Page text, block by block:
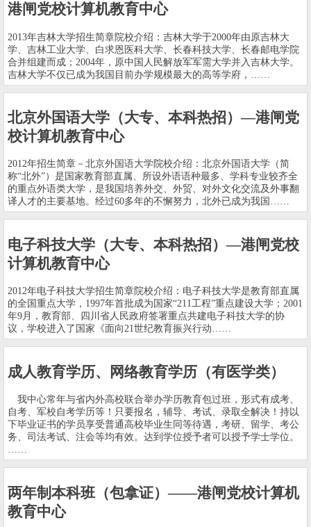
港闸党校计算机教育中心
2013年吉林大学招生简章院校介绍：吉林大学于2000年由原吉林大
学、吉林工业大学、白求恩医科大学、长春科技大学、长春邮电学院
合并组建而成；2004年，原中国人民解放军军需大学并入吉林大学。
吉林大学不仅已成为我国目前办学规模最大的高等学府，……
北京外国语大学（大专、本科热招）—港闸党
校计算机教育中心
2012年招生简章－北京外国语大学院校介绍：北京外国语大学（简
称“北外”）是国家教育部直属、所设外语语种最多、学科专业较齐全
的重点外语类大学，是我国培养外交、外贸、对外文化交流及外事翻
译人才的主要基地。经过60多年的不懈努力，北外已成为我国……
电子科技大学（大专、本科热招）—港闸党校
计算机教育中心
2012年电子科技大学招生简章院校介绍：电子科技大学是教育部直属
的全国重点大学，1997年首批成为国家“211工程”重点建设大学；2001
年9月，教育部、四川省人民政府签署重点共建电子科技大学的协
议，学校进入了国家《面向21世纪教育振兴行动……
成人教育学历、网络教育学历（有医学类）
我中心常年与省内外高校联合举办学历教育包过班，形式有成考、
自考、军校自考学历等！只要报名，辅导、考试、录取全解决！持以
下毕业证书的学员享受普通高校毕业生同等待遇，考研、留学、考公
务、司法考试、注会等均有效。达到学位授予者可以授予学士学位。
……
两年制本科班（包拿证）——港闸党校计算机
教育中心